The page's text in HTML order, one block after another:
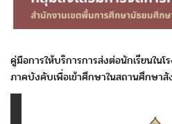
คู่มือการให้บริการการส่งต่อนักเรียนใน
ภาคบังคับเพื่อเข้าศึกษาในสถานศึกษาสั